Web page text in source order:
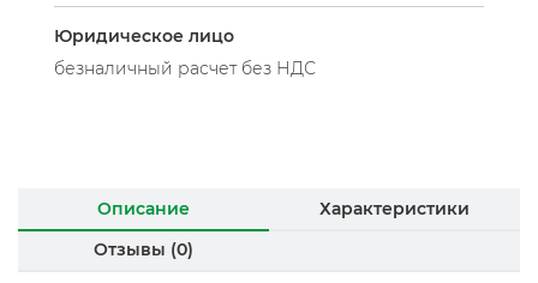
Юридическое лицо
безналичный расчет без НДС
Описание
Характеристики
Отзывы (0)